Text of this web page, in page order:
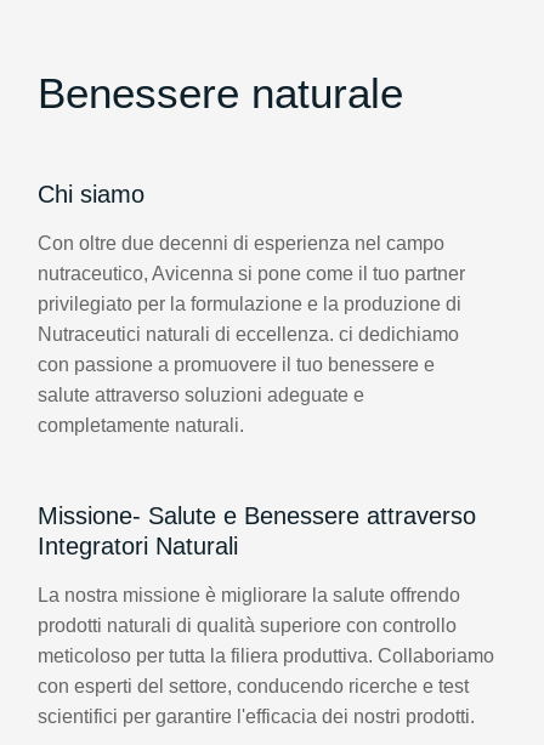
Benessere naturale
Chi siamo
Con oltre due decenni di esperienza nel campo
nutraceutico, Avicenna si pone come il tuo partner
privilegiato per la formulazione e la produzione di
Nutraceutici naturali di eccellenza. ci dedichiamo
con passione a promuovere il tuo benessere e
salute attraverso soluzioni adeguate e
completamente naturali.
Missione- Salute e Benessere attraverso
Integratori Naturali
La nostra missione è migliorare la salute offrendo
prodotti naturali di qualità superiore con controllo
meticoloso per tutta la filiera produttiva. Collaboriamo
con esperti del settore, conducendo ricerche e test
scientifici per garantire l'efficacia dei nostri prodotti.